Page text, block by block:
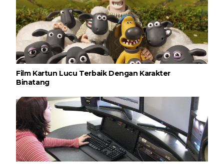
Film Kartun Lucu Terbaik Dengan Karakter
Binatang